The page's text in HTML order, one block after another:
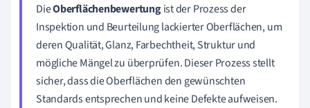
DieOberflächenbewertungist der Prozess der
Inspektion und Beurteilung lackierter Oberflächen, um
deren Qualität, Glanz, Farbechtheit, Struktur und
mögliche Mängel zu überprüfen. Dieser Prozess stellt
sicher, dass die Oberflächen den gewünschten
Standards entsprechen und keine Defekte aufweisen.